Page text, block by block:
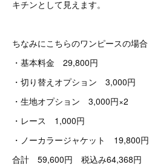
キチンとして見えます。
ちなみにこちらのワンピースの場合
・基本料金 29,800円
・切り替えオプション 3,000円
・生地オプション 3,000円×2
・レース 1,000円
・ノーカラージャケット 19,800円
合計 59,600円 税込み64,368円